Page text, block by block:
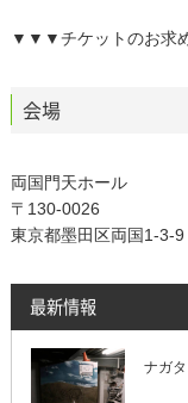
▼▼▼チケットのお求
会場
両国門天ホール
〒130-0026
東京都墨田区両国1-3-
最新情報
ナガ